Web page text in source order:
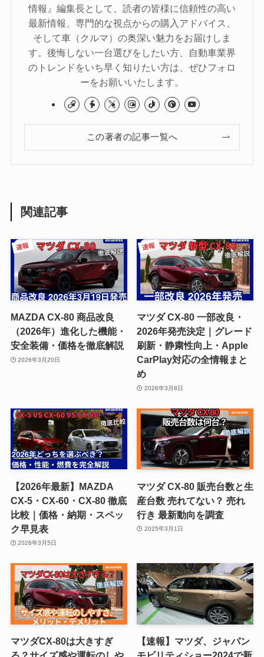
情報』編集長として、読者の皆様に信頼性の高い
最新情報、専門的な視点からの購入アドバイス、
そして車（クルマ）の奥深い魅力をお届けしま
す。後悔しない一台選びをしたい方、自動車業界
のトレンドをいち早く知りたい方は、ぜひフォロ
ーをお願いいたします。
この著者の記事一覧へ
関連記事
MAZDA CX-80 商品改良
（2026年）進化した機能・
安全装備・価格を徹底解説
2026年3月20日
マツダ CX-80 一部改良・
2026年発売決定｜グレード
刷新・静粛性向上・Apple
CarPlay対応の全情報まと
め
2026年3月8日
【2026年最新】MAZDA
CX-5・CX-60・CX-80 徹底
比較｜価格・納期・スペッ
ク早見表
2026年3月5日
マツダ CX-80 販売台数と生
産台数 売れてない？ 売れ
行き 最新動向を調査
2025年3月1日
マツダCX-80は大きすぎ
【速報】マツダ、ジャパン